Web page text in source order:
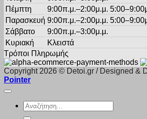
Πέμπτη
9:00π.μ.–2:00μ.μ.
Παρασκευή 9:00π.μ.–2:00μ.μ.
Σάββατο
9:00π.μ.–3:00μ.μ.
Κυριακή
Κλειστά
Τρόποι Πληρωμής
Copyright 2026 © Detoi.gr / Designed &
Pointer
Αναζήτηση
για: